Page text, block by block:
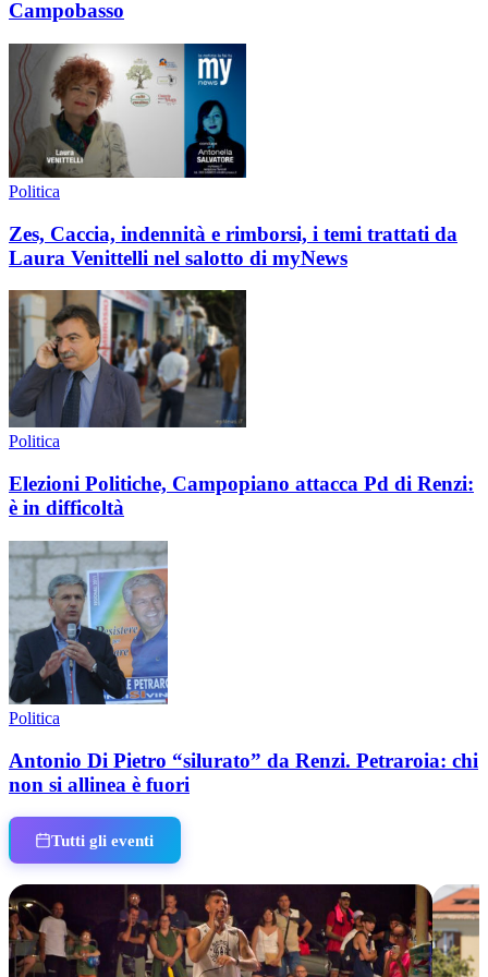
Campobasso
Politica
Zes, Caccia, indennità e rimborsi, i temi trattati da
Laura Venittelli nel salotto di myNews
Politica
Elezioni Politiche, Campopiano attacca Pd di Renzi:
è in difficoltà
Politica
Antonio Di Pietro “silurato” da Renzi. Petraroia: chi
non si allinea è fuori
Tutti gli eventi